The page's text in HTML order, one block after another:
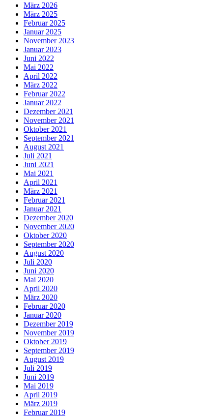
März 2026
März 2025
Februar 2025
Januar 2025
November 2023
Januar 2023
Juni 2022
Mai 2022
April 2022
März 2022
Februar 2022
Januar 2022
Dezember 2021
November 2021
Oktober 2021
September 2021
August 2021
Juli 2021
Juni 2021
Mai 2021
April 2021
März 2021
Februar 2021
Januar 2021
Dezember 2020
November 2020
Oktober 2020
September 2020
August 2020
Juli 2020
Juni 2020
Mai 2020
April 2020
März 2020
Februar 2020
Januar 2020
Dezember 2019
November 2019
Oktober 2019
September 2019
August 2019
Juli 2019
Juni 2019
Mai 2019
April 2019
März 2019
Februar 2019